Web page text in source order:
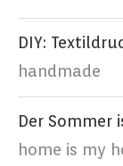
DIY:
handmade
Der Sommer
home is my